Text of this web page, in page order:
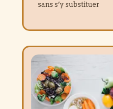
sans s’y substituer